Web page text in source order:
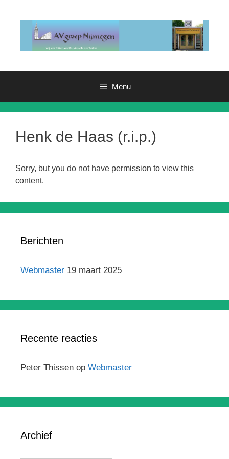
Menu
Henk de Haas (r.i.p.)
Sorry, but you do not have permission to view this
content.
Berichten
Webmaster 19 maart 2025
Recente reacties
Peter Thissen op Webmaster
Archief